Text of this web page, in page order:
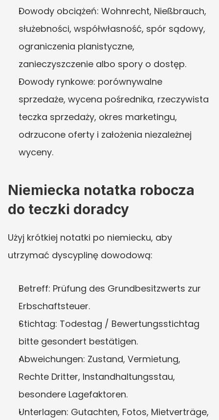
Dowody obciążeń: Wohnrecht, Nießbrauch,
służebności, współwłasność, spór sądowy,
ograniczenia planistyczne,
zanieczyszczenie albo spory o dostęp.
Dowody rynkowe: porównywalne
sprzedaże, wycena pośrednika, rzeczywista
teczka sprzedaży, okres marketingu,
odrzucone oferty i założenia niezależnej
wyceny.
Niemiecka notatka robocza
do teczki doradcy
Użyj krótkiej notatki po niemiecku, aby
utrzymać dyscyplinę dowodową:
Betreff: Prüfung des Grundbesitzwerts zur
Erbschaftsteuer.
Stichtag: Todestag / Bewertungsstichtag
bitte gesondert bestätigen.
Abweichungen: Zustand, Vermietung,
Rechte Dritter, Instandhaltungsstau,
besondere Lagefaktoren.
Unterlagen: Gutachten, Fotos, Mietverträge,